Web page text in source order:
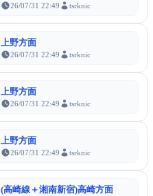
26/07/31 22:49 tsrknic
上野方面
26/07/31 22:49 tsrknic
上野方面
26/07/31 22:49 tsrknic
上野方面
26/07/31 22:49 tsrknic
(高崎線＋湘南新宿)高崎方面